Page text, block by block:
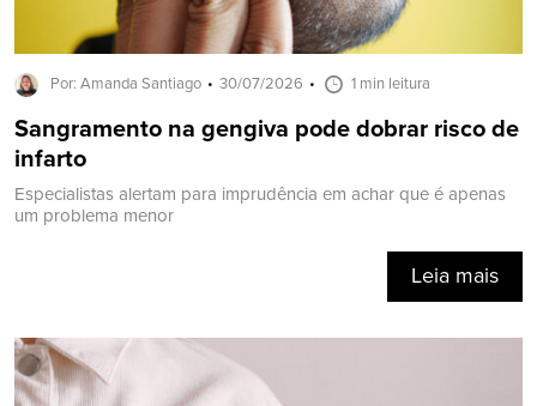
Por: Amanda Santiago 30/07/2026 1 min leitura
Sangramento na gengiva pode dobrar risco de
infarto
Especialistas alertam para imprudência em achar que é apenas
um problema menor
Leia mais